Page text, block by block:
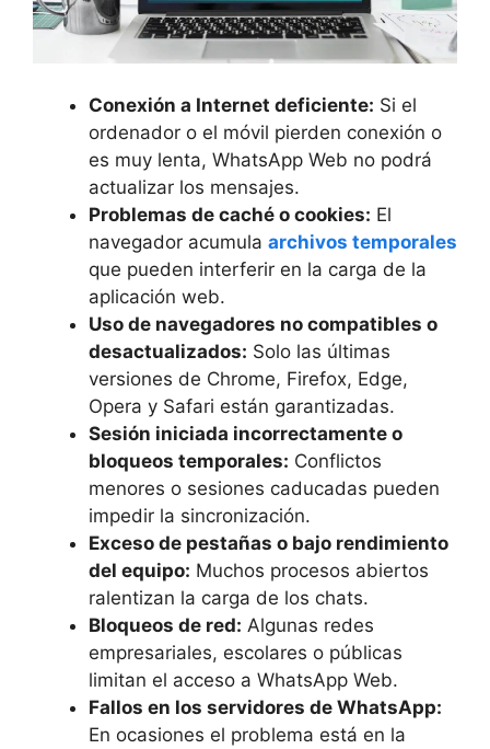
Conexión a Internet deficiente: Si el
ordenador o el móvil pierden conexión o
es muy lenta, WhatsApp Web no podrá
actualizar los mensajes.
Problemas de caché o cookies: El
navegador acumula archivos temporales
que pueden interferir en la carga de la
aplicación web.
Uso de navegadores no compatibles o
desactualizados: Solo las últimas
versiones de Chrome, Firefox, Edge,
Opera y Safari están garantizadas.
Sesión iniciada incorrectamente o
bloqueos temporales: Conflictos
menores o sesiones caducadas pueden
impedir la sincronización.
Exceso de pestañas o bajo rendimiento
del equipo: Muchos procesos abiertos
ralentizan la carga de los chats.
Bloqueos de red: Algunas redes
empresariales, escolares o públicas
limitan el acceso a WhatsApp Web.
Fallos en los servidores de WhatsApp:
En ocasiones el problema está en la